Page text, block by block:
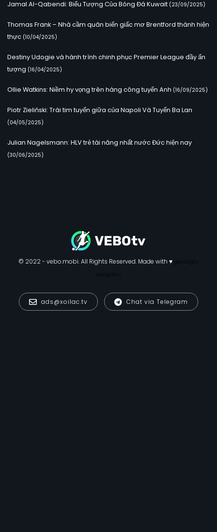
Jamal Al-Qabendi: Biểu Tượng Của Bóng Đá Kuwait (23/09/2025)
Thomas Frank – Nhà cầm quân biến giấc mơ Brentford thành hiện
thực (10/04/2025)
Destiny Udogie và hành trình chinh phục Premier League đầy ấn
tượng (16/04/2025)
Ollie Watkins: Niềm hy vọng trên hàng công tuyển Anh (16/09/2025)
Piotr Zieliński: Trái tim tuyến giữa của Napoli Và Tuyển Ba Lan
(04/05/2025)
Julian Nagelsmann: HLV trẻ tài năng nhất nước Đức hiện nay
(30/06/2025)
© 2022 - vebo.mobi. All Rights Reserved. Made with ♥ gavangtv
bongdalu
ads@xoilac.tv Chat via Telegram